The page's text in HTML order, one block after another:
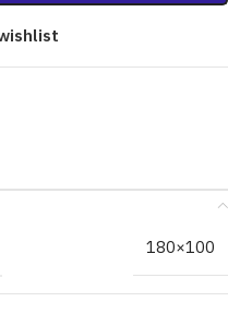
180×100